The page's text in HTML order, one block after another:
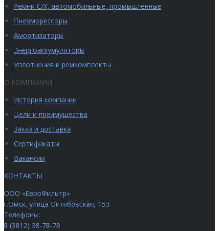
Ремни С/Х, автомобильные, промышленные
Пневморессоры
Амортизаторы
Энергоаккумуляторы
Уплотнения и ремкомплекты
О КОМПАНИИ
История компании
Цели и преимущества
Заказ и доставка
Сертификаты
Вакансии
КОНТАКТЫ
ООО «ЕвроФильтр»
г.Омск, улица Октябрьская, 153
Телефоны:
8 (3812) 38-78-78